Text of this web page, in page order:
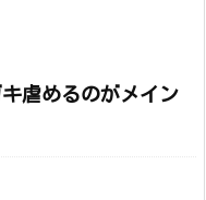
虐めるのがメイン